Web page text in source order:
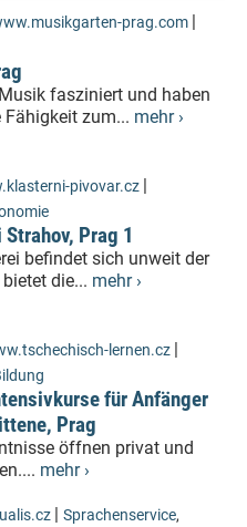
prag.com |
fasziniert und haben
Fähigkeit zum... mehr ›
pivovar.cz |
Prag 1
befindet sich unweit der
die... mehr ›
lernen.cz |
für Anfänger
Prag
öffnen privat und
mehr ›
| Sprachenservice,